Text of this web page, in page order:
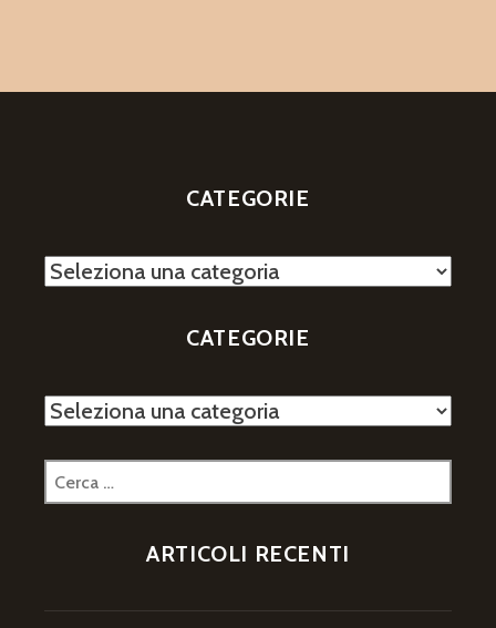
CATEGORIE
Categorie
CATEGORIE
Categorie
Ricerca
per:
ARTICOLI RECENTI